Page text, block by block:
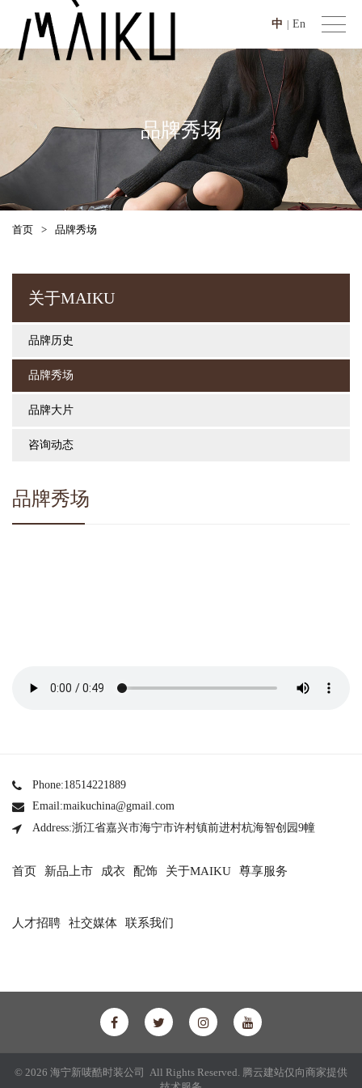
中 | En
品牌秀场
首页 > 品牌秀场
关于MAIKU
品牌历史
品牌秀场
品牌大片
咨询动态
品牌秀场
Phone:18514221889
Email:maikuchina@gmail.com
Address:浙江省嘉兴市海宁市许村镇前进村杭海智创园9幢
首页 新品上市 成衣 配饰 关于MAIKU 尊享服务
人才招聘 社交媒体 联系我们
© 2026 海宁新唛酷时装公司 All Rights Reserved. 腾云建站仅向商家提供